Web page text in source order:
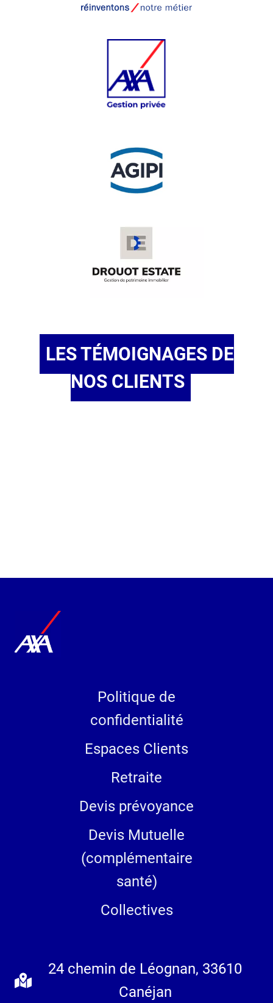
LES TÉMOIGNAGES DE
NOS CLIENTS
Politique de
confidentialité
Espaces Clients
Retraite
Devis prévoyance
Devis Mutuelle
(complémentaire
santé)
Collectives
24 chemin de Léognan, 33610
Canéjan